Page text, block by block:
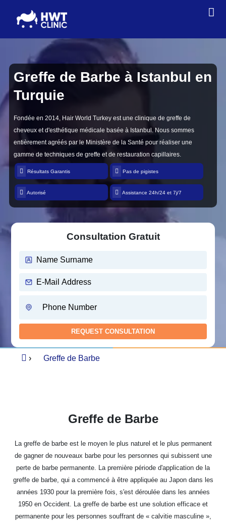
Greffe de Barbe à Istanbul en
Turquie
Fondée en 2014, Hair World Turkey est une clinique de greffe de
cheveux et d'esthétique médicale basée à Istanbul. Nous sommes
entièrement agréés par le Ministère de la Santé pour réaliser une
gamme de techniques de greffe et de restauration capillaires.
Résultats Garantis Pas de pigistes
Autorisé Assistance 24h/24 et 7j/7
Consultation Gratuit
› Greffe de Barbe
Greffe de Barbe
La greffe de barbe est le moyen le plus naturel et le plus permanent
de gagner de nouveaux barbe pour les personnes qui subissent une
perte de barbe permanente. La première période d'application de la
greffe de barbe, qui a commencé à être appliquée au Japon dans les
années 1930 pour la première fois, s'est déroulée dans les années
1950 en Occident. La greffe de barbe est une solution efficace et
permanente pour les personnes souffrant de « calvitie masculine »,